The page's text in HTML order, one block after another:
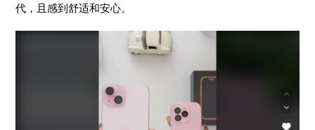
代，且感到舒适和安心。